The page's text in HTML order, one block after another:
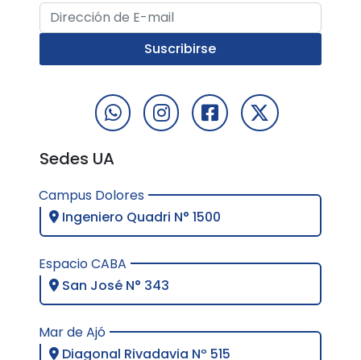
Dirección de E-mail
Suscribirse
Sedes UA
Campus Dolores
Ingeniero Quadri N° 1500
Espacio CABA
San José N° 343
Mar de Ajó
Diagonal Rivadavia Nº 515